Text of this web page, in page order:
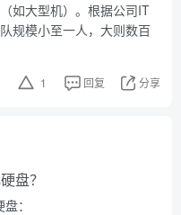
如大型机）。根据公司IT
规模小至一人，大则数百
1 回复 分享
盘？
：